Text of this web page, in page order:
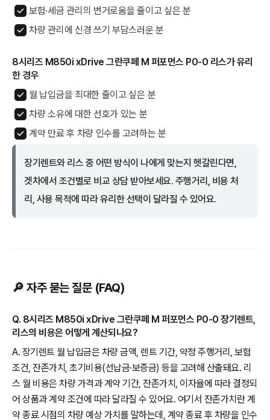
보험·세금 관리의 번거로움을 줄이고 싶은 분
차량 관리에 신경 쓰기 부담스러운 분
8시리즈 M850i xDrive 그란쿠페 M 퍼포먼스 P0-0 리스가 유리
한 경우
월 납입금을 최대한 줄이고 싶은 분
차량 소유에 대한 선호가 있는 분
계약 만료 후 차량 인수를 고려하는 분
장기렌트와 리스 중 어떤 방식이 나에게 맞는지 헷갈린다면,
겟차에서 조건별로 비교 상담 받아보세요. 주행거리, 비용 처
리, 사용 목적에 따라 유리한 선택이 달라질 수 있어요.
🔎 자주 묻는 질문 (FAQ)
Q. 8시리즈 M850i xDrive 그란쿠페 M 퍼포먼스 P0-0 장기렌트,
리스의 비용은 어떻게 계산되나요?
A. 장기렌트 월 납입금은 차량 금액, 렌트 기간, 약정 주행거리, 보험
조건, 잔존가치, 초기비용(선납금·보증금) 등을 고려해 산출돼요. 리
스 월 비용은 차량 가격과 계약 기간, 잔존가치, 이자율에 따라 결정되
어 상품과 계약 조건에 따라 달라질 수 있어요. 여기서 잔존가치란 계
약 종료 시점의 차량 예상 가치를 말하는데, 계약 종료 후 차량을 인수